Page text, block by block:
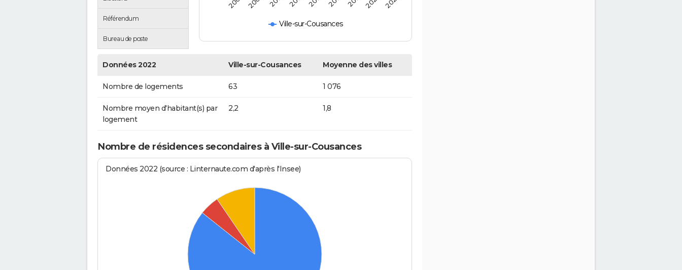
Référendum
Bureau de poste
Ville-sur-Cousances
Données 2022 Ville-sur-Cousances Moyenne des villes
Nombre de logements 63 1 076
Nombre moyen d'habitant(s) par
logement
2,2 1,8
Nombre de résidences secondaires à Ville-sur-Cousances
Données 2022 (source : Linternaute.com d'après l'Insee)